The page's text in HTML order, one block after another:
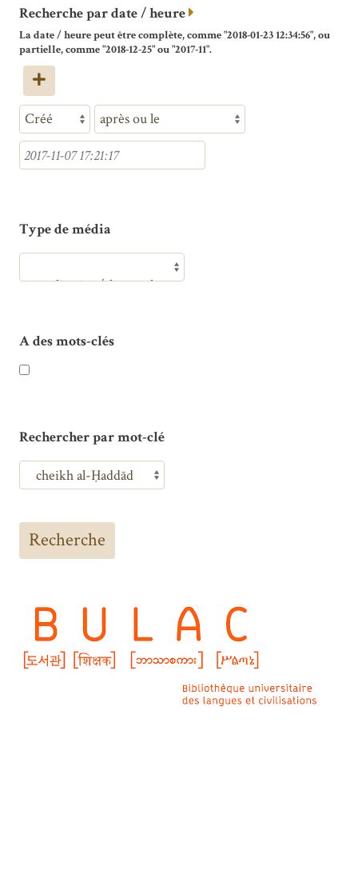
Recherche par date / heure
La date / heure peut être complète, comme "2018-01-23 12:34:56", ou
partielle, comme "2018-12-25" ou "2017-11".
Type de média
A des mots-clés
Rechercher par mot-clé